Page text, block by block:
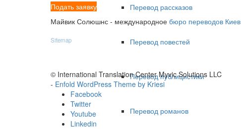
Перевод рассказов
Перевод повестей
Перевод публицистики
Перевод романов
Подать заявку
Майвик Солюшнс - международное бюро переводов Киев
Sitemap
© International Translation Center Myvic Solutions LLC
- Enfold WordPress Theme by Kriesi
Facebook
Twitter
Youtube
Linkedin